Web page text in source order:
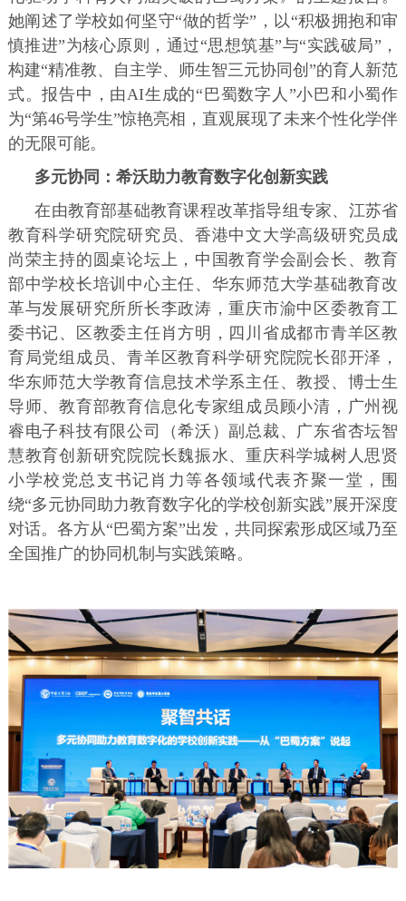
她阐述了学校如何坚守“做的哲学”，以“积极拥抱和审
慎推进”为核心原则，通过“思想筑基”与“实践破局”，
构建“精准教、自主学、师生智三元协同创”的育人新范
式。报告中，由AI生成的“巴蜀数字人”小巴和小蜀作
为“第46号学生”惊艳亮相，直观展现了未来个性化学伴
的无限可能。
多元协同：希沃助力教育数字化创新实践
在由教育部基础教育课程改革指导组专家、江苏省
教育科学研究院研究员、香港中文大学高级研究员成
尚荣主持的圆桌论坛上，中国教育学会副会长、教育
部中学校长培训中心主任、华东师范大学基础教育改
革与发展研究所所长李政涛，重庆市渝中区委教育工
委书记、区教委主任肖方明，四川省成都市青羊区教
育局党组成员、青羊区教育科学研究院院长邵开泽，
华东师范大学教育信息技术学系主任、教授、博士生
导师、教育部教育信息化专家组成员顾小清，广州视
睿电子科技有限公司（希沃）副总裁、广东省杏坛智
慧教育创新研究院院长魏振水、重庆科学城树人思贤
小学校党总支书记肖力等各领域代表齐聚一堂，围
绕“多元协同助力教育数字化的学校创新实践”展开深度
对话。各方从“巴蜀方案”出发，共同探索形成区域乃至
全国推广的协同机制与实践策略。